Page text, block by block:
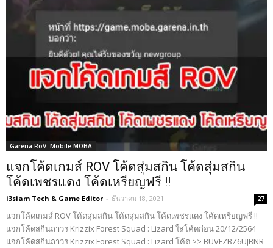
Garena RoV: Mobile MOBA
แจกโค้ดเกมส์ ROV โค้ดสุ่มสกิน โค้ดสุ่มสกิน
โค้ดเพชรแดง โค้ดเหรียญฟรี !!
i3siam Tech & Game Editor - ธันวาคม 18, 2021 27
แจกโค้ดเกมส์ ROV โค้ดสุ่มสกิน โค้ดสุ่มสกิน โค้ดเพชรแดง โค้ดเหรียญฟรี !!
แจกโค้ดสกินถาวร Krizzix Forest Squad : Lizard ใส่โค้ดก่อน 20/12/2564
แจกโค้ดสกินถาวร Krizzix Forest Squad : Lizard โค้ด >> BUVFZBZ6UJBNR